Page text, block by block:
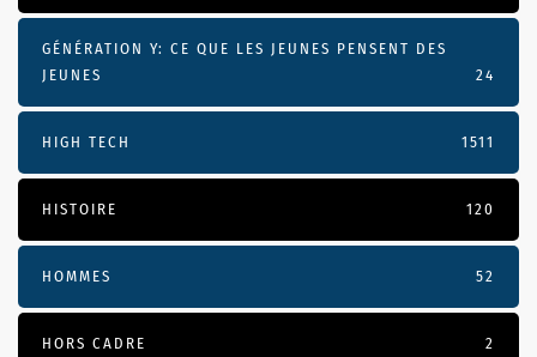
GÉNÉRATION Y: CE QUE LES JEUNES PENSENT DES
JEUNES
24
HIGH TECH 1511
HISTOIRE 120
HOMMES 52
HORS CADRE 2